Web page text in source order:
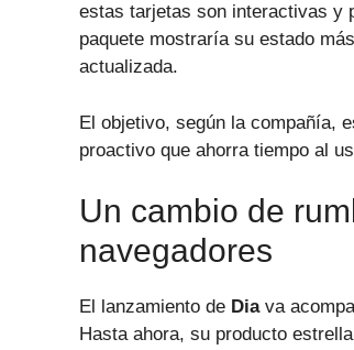
estas tarjetas son interactivas y
paquete mostraría su estado
actualizada.
El objetivo, según la compañía,
proactivo que ahorra tiempo al
Un cambio de
navegadores
El lanzamiento de Diava
Hasta ahora, su producto